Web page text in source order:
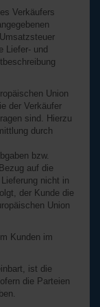
Verkäufers
Liefer- und
Union
der Verkäufer
sind. Hierzu
durch
bzw.
auf die
nicht in
der Kunde die
Union
Kunden im
ist die
die Parteien